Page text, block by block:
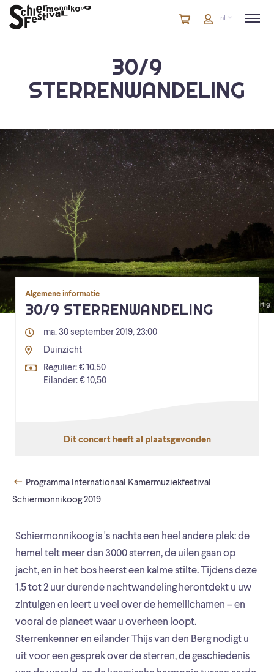
Winkelmandje
artikelen
Account
nl
30/9
STERRENWANDELING
Schiermonnikoog is 's nachts een heel andere plek: de
hemel telt meer dan 3000 sterren, de uilen gaan op
jacht, en in het bos heerst een kalme stilte. Tijdens deze
1,5 tot 2 uur durende nachtwandeling herontdekt u uw
zintuigen en leert u veel over de hemellichamen – en
vooral de planeet waar u overheen loopt.
Sterrenkenner en eilander Thijs van den Berg nodigt u
uit voor een gesprek over de sterren, de geschiedenis
Algemene informatie
30/9 STERRENWANDELING
ma. 30 september 2019, 23:00
Duinzicht
Regulier: € 10,50
Eilander: € 10,50
Dit concert heeft al plaatsgevonden
Programma Internationaal Kamermuziekfestival
Schiermonnikoog 2019